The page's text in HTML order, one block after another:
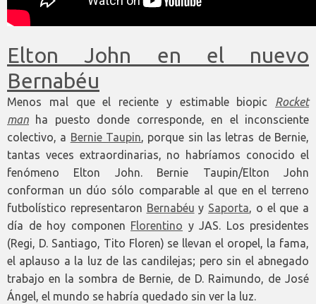
Elton John en el nuevo
Bernabéu
Menos mal que el reciente y estimable biopic Rocket
man ha puesto donde corresponde, en el inconsciente
colectivo, a Bernie Taupin, porque sin las letras de Bernie,
tantas veces extraordinarias, no habríamos conocido el
fenómeno Elton John. Bernie Taupin/Elton John
conforman un dúo sólo comparable al que en el terreno
futbolístico representaron Bernabéu y Saporta, o el que a
día de hoy componen Florentino y JAS. Los presidentes
(Regi, D. Santiago, Tito Floren) se llevan el oropel, la fama,
el aplauso a la luz de las candilejas; pero sin el abnegado
trabajo en la sombra de Bernie, de D. Raimundo, de José
Ángel, el mundo se habría quedado sin ver la luz.